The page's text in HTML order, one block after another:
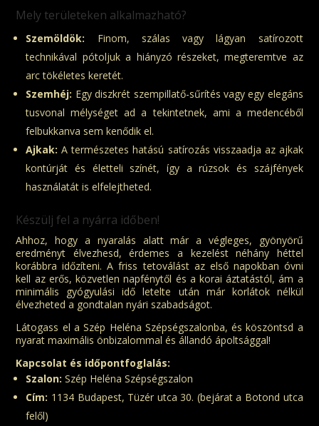
Mely területeken alkalmazható?
Szemöldök: Finom, szálas vagy lágyan satírozott
technikával pótoljuk a hiányzó részeket, megteremtve az
arc tökéletes keretét.
Szemhéj: Egy diszkrét szempillatő-sűrítés vagy egy elegáns
tusvonal mélységet ad a tekintetnek, ami a medencéből
felbukkanva sem kenődik el.
Ajkak: A természetes hatású satírozás visszaadja az ajkak
kontúrját és életteli színét, így a rúzsok és szájfények
használatát is elfelejtheted.
Készülj fel a nyárra időben!
Ahhoz, hogy a nyaralás alatt már a végleges, gyönyörű
eredményt élvezhesd, érdemes a kezelést néhány héttel
korábbra időzíteni. A friss tetoválást az első napokban óvni
kell az erős, közvetlen napfénytől és a korai áztatástól, ám a
minimális gyógyulási idő letelte után már korlátok nélkül
élvezheted a gondtalan nyári szabadságot.
Látogass el a Szép Heléna Szépségszalonba, és köszöntsd a
nyarat maximális önbizalommal és állandó ápoltsággal!
Kapcsolat és időpontfoglalás:
Szalon: Szép Heléna Szépségszalon
Cím: 1134 Budapest, Tüzér utca 30. (bejárat a Botond utca
felől)